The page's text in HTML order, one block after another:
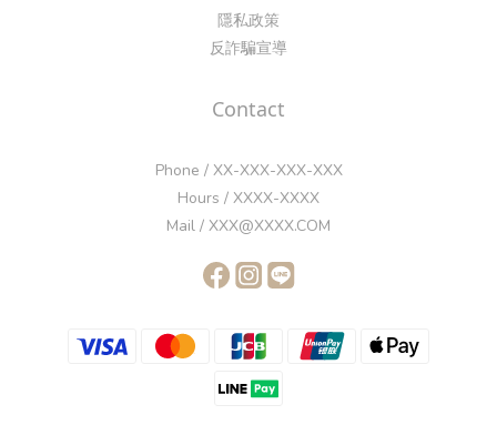
隱私政策
反詐騙宣導
Contact
Phone / XX-XXX-XXX-XXX
Hours / XXXX-XXXX
Mail / XXX@XXXX.COM